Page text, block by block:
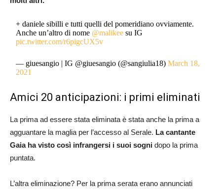
+ daniele sibilli e tutti quelli del pomeridiano ovviamente.
Anche un’altro di nome @malikee su IG
pic.twitter.com/r6pigcUX5v
— giuesangio | IG @giuesangio (@sangiulia18)March 18,
2021
Amici 20 anticipazioni: i primi eliminati
La prima ad essere stata eliminata è stata anche la prima a
agguantare la maglia per l’accesso al Serale. La cantante
Gaia ha visto così infrangersi i suoi sogni dopo la prima
puntata.
L’altra eliminazione? Per la prima serata erano annunciati